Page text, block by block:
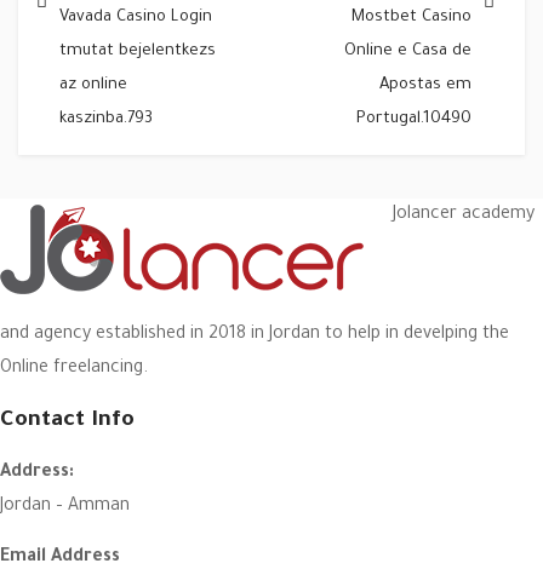
Vavada Casino Login
tmutat bejelentkezs
az online
kaszinba.793
Mostbet Casino
Online e Casa de
Apostas em
Portugal.10490
Jolancer academy
and agency established in 2018 in Jordan to help in develping the
Online freelancing.
Contact Info
Address:
Jordan – Amman
Email Address